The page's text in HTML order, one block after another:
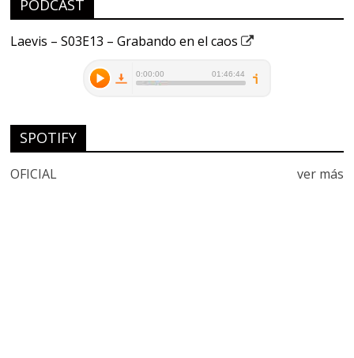
PODCAST
Laevis – S03E13 – Grabando en el caos
SPOTIFY
ver más
OFICIAL